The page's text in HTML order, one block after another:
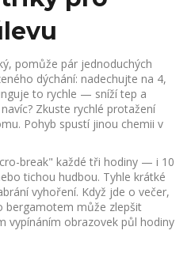
pomůže pár jednoduchých
dýchání: nadechujte na 4,
to rychle — sníží tep a
Zkuste rychlé protažení
Pohyb spustí jinou chemii v
break" každé tři hodiny — i 10
tichou hudbou. Tyhle krátké
vyhoření. Když jde o večer,
bergamotem může zlepšit
vypínáním obrazovek půl hodiny